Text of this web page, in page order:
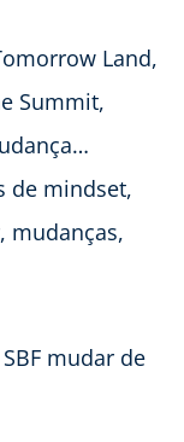
Land,
Summit,
de mindset,
mudanças,
mudar de